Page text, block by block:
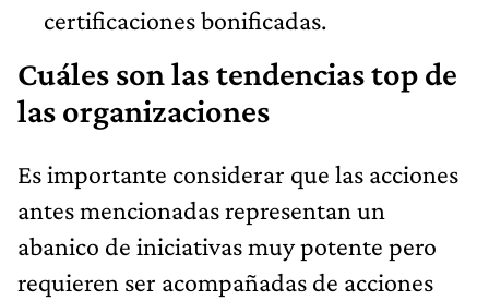
certificaciones bonificadas.
Cuáles son las tendencias top de
las organizaciones
Es importante considerar que las acciones
antes mencionadas representan un
abanico de iniciativas muy potente pero
requieren ser acompañadas de acciones